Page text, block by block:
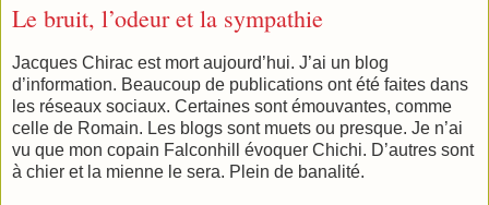
Le bruit, l’odeur et la sympathie
Jacques Chirac est mort aujourd’hui. J’ai un blog
d’information. Beaucoup de publications ont été faites dans
les réseaux sociaux. Certaines sont émouvantes, comme
celle de Romain. Les blogs sont muets ou presque. Je n’ai
vu que mon copain Falconhill évoquer Chichi. D’autres sont
à chier et la mienne le sera. Plein de banalité.